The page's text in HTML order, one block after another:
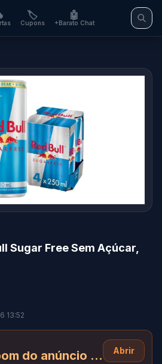
🏷️
Cupons
🤖
+Barato Chat
Sugar Free Sem Açúcar,
13:52
-Resgate cupom do anúncio + comprando com recorrência Abrir